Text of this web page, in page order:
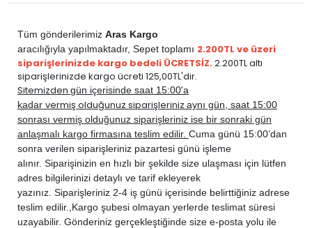
Tüm gönderilerimiz Aras Kargo
aracılığıyla yapılmaktadır, Sepet toplamı 2.200TL ve üzeri
siparişlerinizde kargo bedeli ÜCRETSİZ.2.200TL altı
siparişlerinizde kargo ücreti 125,00TL'dir.
Sitemizden gün içerisinde saat 15:00'a
kadar vermiş olduğunuz siparişleriniz aynı gün, saat 15:00
sonrası vermiş olduğunuz siparişleriniz ise bir sonraki gün
anlaşmalı kargo firmasına teslim edilir. Cuma günü 15:00’dan
sonra verilen siparişleriniz pazartesi günü işleme
alınır. Siparişinizin en hızlı bir şekilde size ulaşması için lütfen
adres bilgilerinizi detaylı ve tarif ekleyerek
yazınız. Siparişleriniz 2-4 iş günü içerisinde belirttiğiniz adrese
teslim edilir., Kargo şubesi olmayan yerlerde teslimat süresi
uzayabilir. Gönderiniz gerçekleştiğinde size e-posta yolu ile